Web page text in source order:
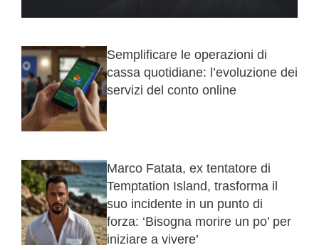
Semplificare le operazioni di
cassa quotidiane: l’evoluzione dei
servizi del conto online
Marco Fatata, ex tentatore di
Temptation Island, trasforma il
suo incidente in un punto di
forza: ‘Bisogna morire un po’ per
iniziare a vivere’